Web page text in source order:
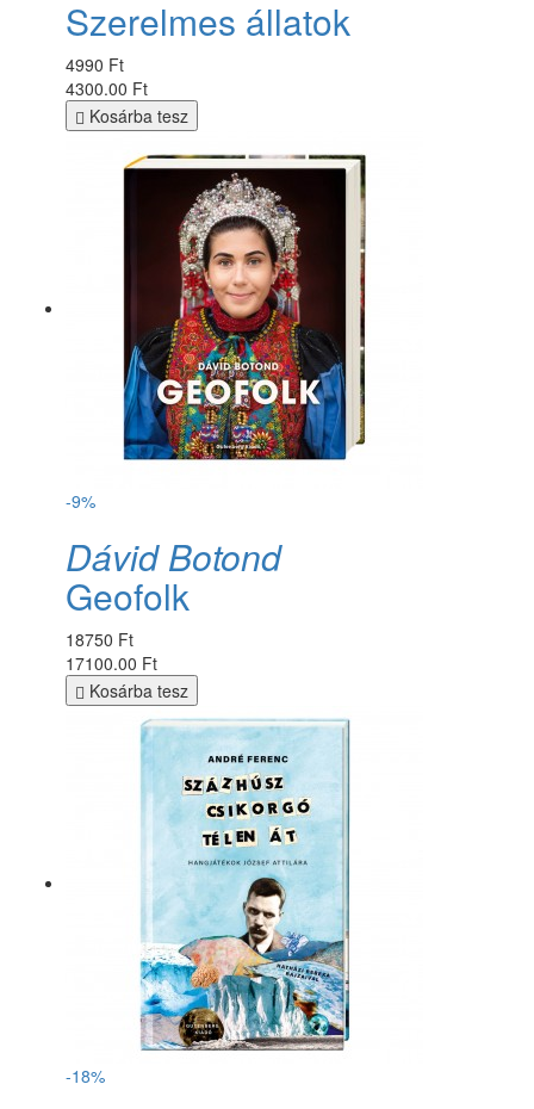
Szerelmes állatok
4990 Ft
4300.00 Ft
Kosárba tesz
-9%
Dávid Botond
Geofolk
18750 Ft
17100.00 Ft
Kosárba tesz
-18%